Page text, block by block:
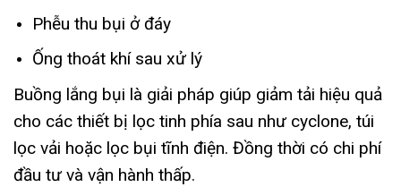
Phễu thu bụi ở đáy
Ống thoát khí sau xử lý
Buồng lắng bụi là giải pháp giúp giảm tải hiệu quả
cho các thiết bị lọc tinh phía sau như cyclone, túi
lọc vải hoặc lọc bụi tĩnh điện. Đồng thời có chi phí
đầu tư và vận hành thấp.